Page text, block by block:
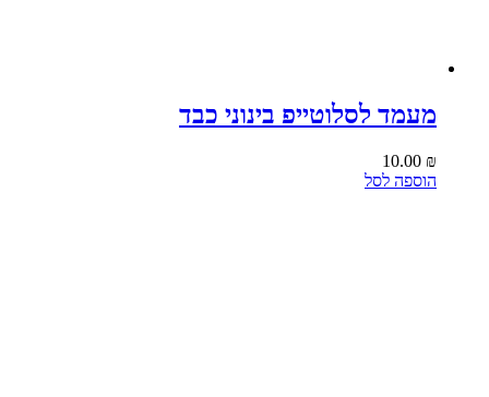
מעמד לסלוטייפ בינוני כבד
10.00 ₪
הוספה לסל